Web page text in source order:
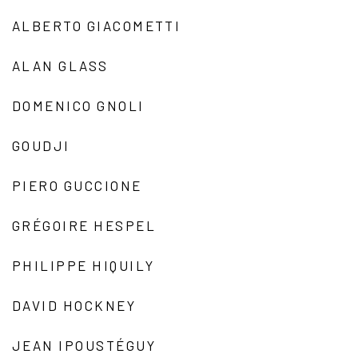
ALBERTO GIACOMETTI
ALAN GLASS
DOMENICO GNOLI
GOUDJI
PIERO GUCCIONE
GRÉGOIRE HESPEL
PHILIPPE HIQUILY
DAVID HOCKNEY
JEAN IPOUSTÉGUY